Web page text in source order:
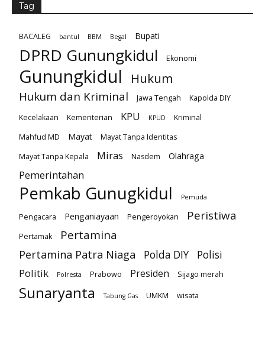
Tag
BACALEG bantul BBM Begal Bupati
DPRD Gunungkidul Ekonomi
Gunungkidul Hukum
Hukum dan Kriminal Jawa Tengah
Kapolda DIY
Kecelakaan
Kementerian KPU KPUD
Kriminal
Mahfud MD
Mayat
Mayat Tanpa Identitas
Mayat Tanpa Kepala
Miras Nasdem Olahraga
Pemerintahan
Pemkab Gunugkidul Pemuda
Pengacara Penganiayaan Pengeroyokan Peristiwa
Pertamak Pertamina
Pertamina Patra Niaga Polda DIY
Polisi
Politik
Polresta Prabowo Presiden Sijago merah
Sunaryanta Tabung Gas UMKM wisata